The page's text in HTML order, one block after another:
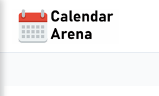
Inhalt
springen